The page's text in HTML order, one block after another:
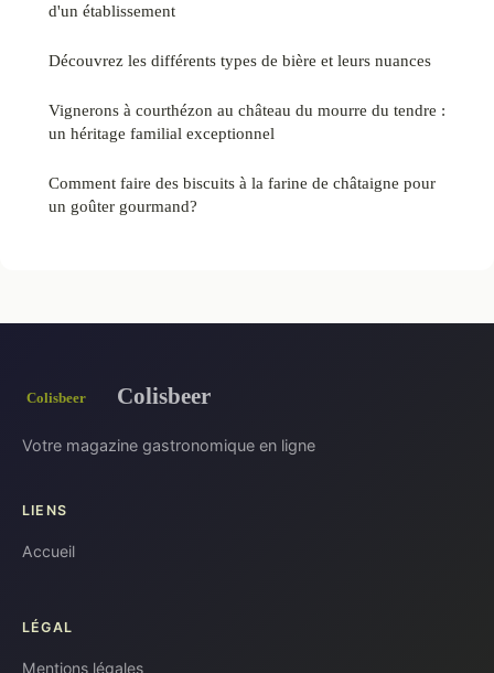
d'un établissement
Découvrez les différents types de bière et leurs nuances
Vignerons à courthézon au château du mourre du tendre :
un héritage familial exceptionnel
Comment faire des biscuits à la farine de châtaigne pour
un goûter gourmand?
Colisbeer
Votre magazine gastronomique en ligne
LIENS
Accueil
LÉGAL
Mentions légales